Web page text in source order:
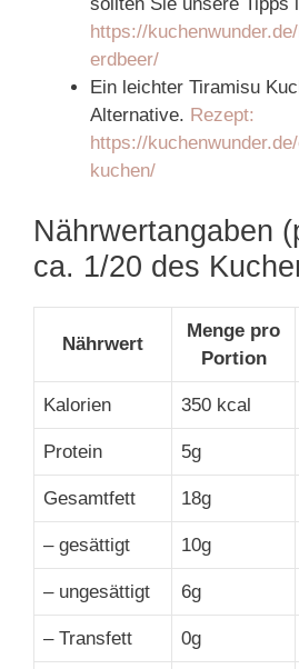
https://
erdbeer/
Ein leichter Tiramisu
Alternative. Rezept:
https://
kuchen/
Nährwertangaben
ca. 1/20 des
Nährwert
Menge pro
Portion
Kalorien 350 kcal
Protein 5g
Gesamtfett 18g
– gesättigt 10g
– ungesättigt 6g
– Transfett 0g